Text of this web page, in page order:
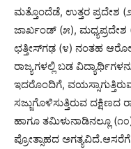
ಮತ್ತೊಂದೆಡೆ, ಉತ್ತರ ಪ್ರದೇಶ
ಜಾರ್ಖಂಡ್ (೫), ಮಧ್ಯಪ್ರದೇಶ
ಛತ್ತೀಸ್‌ಗಢ (೪) ನಂತಹ
ರಾಜ್ಯಗಳಲ್ಲಿ ಬಡ
ಇದರೊಂದಿಗೆ,
ಸಜ್ಜುಗೊಳಿಸುತ್ತಿರುವ ದಕ್ಷಿಣದ
ಹಾಗೂ ತಮಿಳುನಾಡಿನಲ್ಲೂ
ಪ್ರೋತ್ಸಾಹದ